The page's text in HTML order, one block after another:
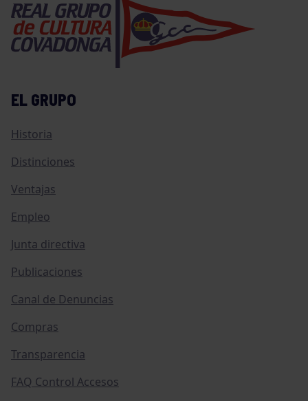
EL GRUPO
Historia
Distinciones
Ventajas
Empleo
Junta directiva
Publicaciones
Canal de Denuncias
Compras
Transparencia
FAQ Control Accesos